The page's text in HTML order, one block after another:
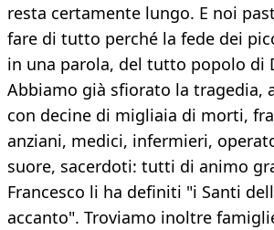
resta certamente lungo. E noi
fare di tutto perché la fede dei
in una parola, del tutto popolo di
Abbiamo già sfiorato la tragedia,
con decine di migliaia di morti,
anziani, medici, infermieri,
suore, sacerdoti: tutti di animo
Francesco li ha definiti "i Santi
accanto". Troviamo inoltre